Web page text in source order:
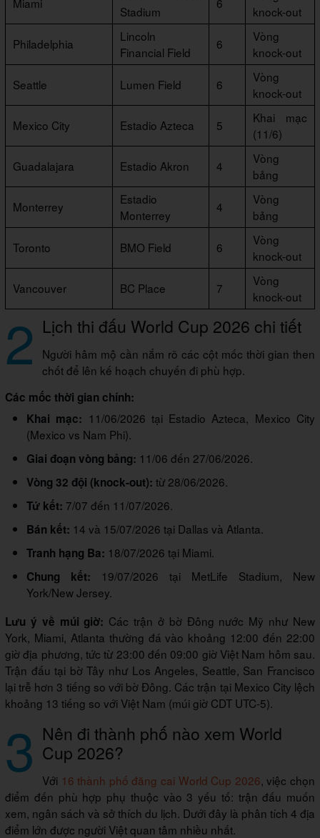
Stadium
knock-out
Philadelphia
Lincoln
Financial Field
6
Vòng
knock-out
Seattle Lumen Field 6
Vòng
knock-out
Mexico City Estadio Azteca 5
Khai mạc
(11/6)
Guadalajara Estadio Akron 4
Vòng
bảng
Monterrey
Estadio
Monterrey
4
Vòng
bảng
Toronto BMO Field 6
Vòng
knock-out
Vancouver BC Place 7
Vòng
knock-out
2 Lịch thi đấu World Cup 2026 chi tiết
Người hâm mộ cần nắm rõ các cột mốc thời gian then
chốt để lên kế hoạch chuyến đi phù hợp.
Các mốc thời gian chính:
Khai mạc: 11/06/2026 tại Estadio Azteca, Mexico City
(Mexico vs Nam Phi).
Giai đoạn vòng bảng: 11/06 đến 27/06/2026.
Vòng 32 đội (knock-out): từ 28/06/2026.
Tứ kết: 7/07 đến 11/07/2026.
Bán kết: 14 và 15/07/2026 tại Dallas và Atlanta.
Tranh hạng Ba: 18/07/2026 tại Miami.
Chung kết: 19/07/2026 tại MetLife Stadium, New
York/New Jersey.
Lưu ý về múi giờ: Các trận ở bờ Đông nước Mỹ như New
York, Miami, Atlanta thường đá vào khoảng 12:00 đến 22:00
giờ địa phương, tức từ 23:00 đến 09:00 giờ Việt Nam hôm sau.
Trận đấu tại bờ Tây như Los Angeles, Seattle, San Francisco
lại trễ hơn 3 tiếng so với bờ Đông. Các trận tại Mexico City lệch
khoảng 13 tiếng so với Việt Nam (múi giờ CDT UTC-5).
3 Nên đi thành phố nào xem World
Cup 2026?
Với 16 thành phố đăng cai World Cup 2026, việc chọn
điểm đến phù hợp phụ thuộc vào 3 yếu tố: trận đấu muốn
xem, ngân sách và sở thích du lịch. Dưới đây là phân tích 4 địa
điểm lớn được người Việt quan tâm nhiều nhất.